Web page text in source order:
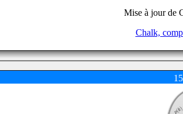
Mise à jour de
Chalk,